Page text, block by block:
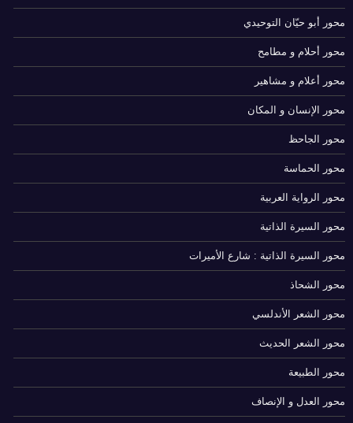
محور أبو حيّان التوحيدي
محور أحلام و مطامح
محور أعلام و مشاهير
محور الإنسان و المكان
محور الجاحظ
محور الحماسة
محور الرواية العربية
محور السيرة الذاتية
محور السيرة الذاتية : شارع الأميرات
محور الشحاذ
محور الشعر الأندلسي
محور الشعر الحديث
محور الطبيعة
محور العدل و الإنصاف